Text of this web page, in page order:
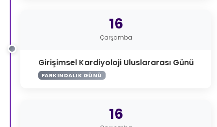
16
Çarşamba
Girişimsel Kardiyoloji Uluslararası Günü
FARKINDALIK GÜNÜ
16